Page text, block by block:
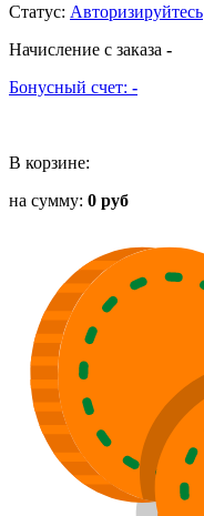
Статус: Авторизируйтесь
Начисление с заказа -
Бонусный счет: -
В корзине:
на сумму: 0 руб